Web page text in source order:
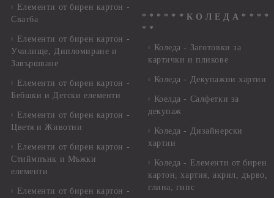
Елементи от бирен картон -
Сватба
Елементи от бирен картон -
Училище, Дипломиране и
Завършване
Елементи от бирен картон -
Бебшки и Детски елементи
Елементи от бирен картон -
Цветя и Животни
Елементи от бирен картон -
Стиймпънк и Мъжки
елементи
Елементи от бирен картон -
* * * * * * К О Л Е Д А * * * *
* *
Коледа - Заготовки за
картички и пликове
Коледа - Декупажни хартии
Коелда - Салфетки за
декупаж
Коледа - Дизайнерски
хартии
Коледа - Eлементи от бирен
картон, хартия, акрил, дърво,
глина, гипс